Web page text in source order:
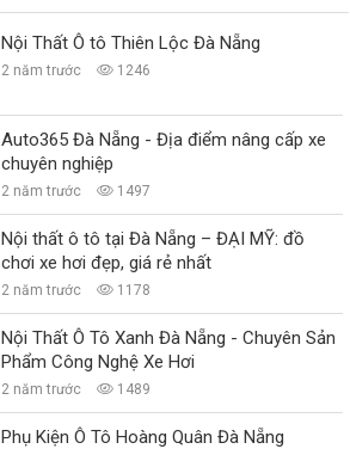
Nội Thất Ô tô Thiên Lộc Đà Nẵng
2 năm trước 1246
Auto365 Đà Nẵng - Địa điểm nâng cấp xe
chuyên nghiệp
2 năm trước 1497
Nội thất ô tô tại Đà Nẵng – ĐẠI MỸ: đồ
chơi xe hơi đẹp, giá rẻ nhất
2 năm trước 1178
Nội Thất Ô Tô Xanh Đà Nẵng - Chuyên Sản
Phẩm Công Nghệ Xe Hơi
2 năm trước 1489
Phụ Kiện Ô Tô Hoàng Quân Đà Nẵng